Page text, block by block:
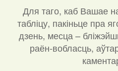
Для таго, каб Вашае
табліцу, пакіньце пра
дзень, месца –
раён-вобласць,